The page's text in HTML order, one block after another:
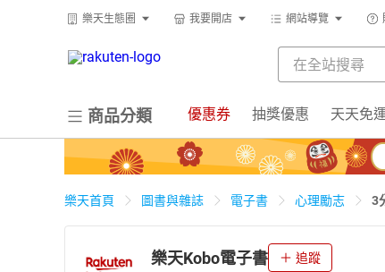
樂天生態圈 我要開店 網站導覽
商品分類 優惠券 抽獎優惠 天天免
樂天首頁 圖書與雜誌 電子書 心理勵志 3
樂天Kobo電子書 追蹤